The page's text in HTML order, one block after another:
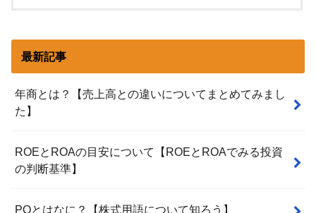
最新記事
年商とは？【売上高との違いについてまとめてみまし
た】
ROEとROAの目安について【ROEとROAでみる投資
の判断基準】
POとはなに？【株式用語について知ろう】